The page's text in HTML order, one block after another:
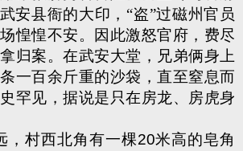
安县衙的大印，“盗”过磁州官员
惶惶不安。因此激怒官府，费尽
归案。在武安大堂，兄弟俩身上
一百余斤重的沙袋，直至窒息而
罕见，据说是只在房龙、房虎身
，村西北角有一棵20米高的皂角